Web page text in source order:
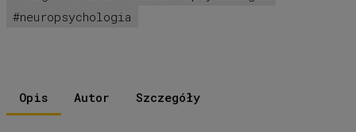
neuropsychologia
Opis Autor Szczegóły